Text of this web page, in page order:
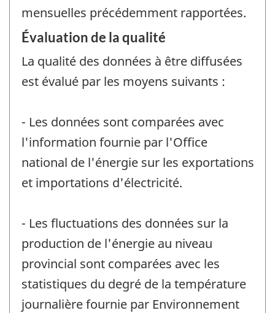
mensuelles précédemment rapportées.
Évaluation de la qualité
La qualité des données à être diffusées
est évalué par les moyens suivants :
- Les données sont comparées avec
l'information fournie par l'Office
national de l'énergie sur les exportations
et importations d'électricité.
- Les fluctuations des données sur la
production de l'énergie au niveau
provincial sont comparées avec les
statistiques du degré de la température
journalière fournie par Environnement